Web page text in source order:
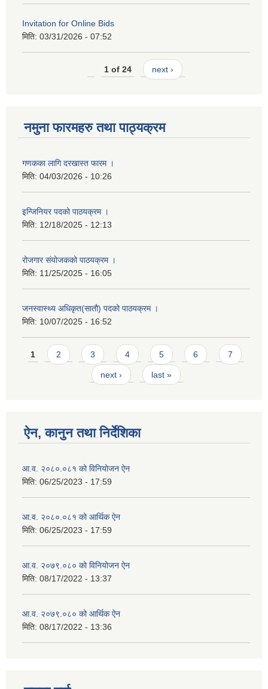
Invitation for Online Bids
मिति: 03/31/2026 - 07:52
1 of 24 next ›
नमुना फारमहरु तथा पाठ्यक्रम
गणकका लागि दरखास्त फारम ।
मिति: 04/03/2026 - 10:26
इन्जिनियर पदको पाठयक्रम ।
मिति: 12/18/2025 - 12:13
रोजगार संयोजकको पाठयक्रम ।
मिति: 11/25/2025 - 16:05
जनस्वास्थ्य अधिकृत(सातौ) पदको पाठयक्रम ।
मिति: 10/07/2025 - 16:52
Pages
1 2 3 4 5 6 7
next › last »
ऐन, कानुन तथा निर्देशिका
आ.व. २०८०.०८१ को विनियोजन ऐन
मिति: 06/25/2023 - 17:59
आ.व. २०८०.०८१ को आर्थिक ऐन
मिति: 06/25/2023 - 17:59
आ.व. २०७९.०८० को विनियोजन ऐन
मिति: 08/17/2022 - 13:37
आ.व. २०७९.०८० को आर्थिक ऐन
मिति: 08/17/2022 - 13:36